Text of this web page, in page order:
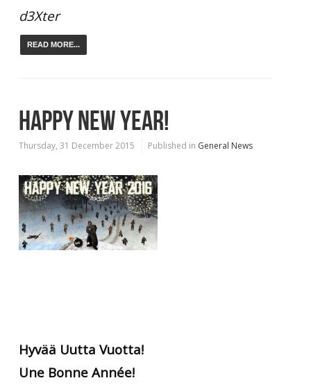
d3Xter
READ MORE...
HAPPY NEW YEAR!
Thursday, 31 December 2015 Published in General News
Hyvää Uutta Vuotta!
Une Bonne Année!